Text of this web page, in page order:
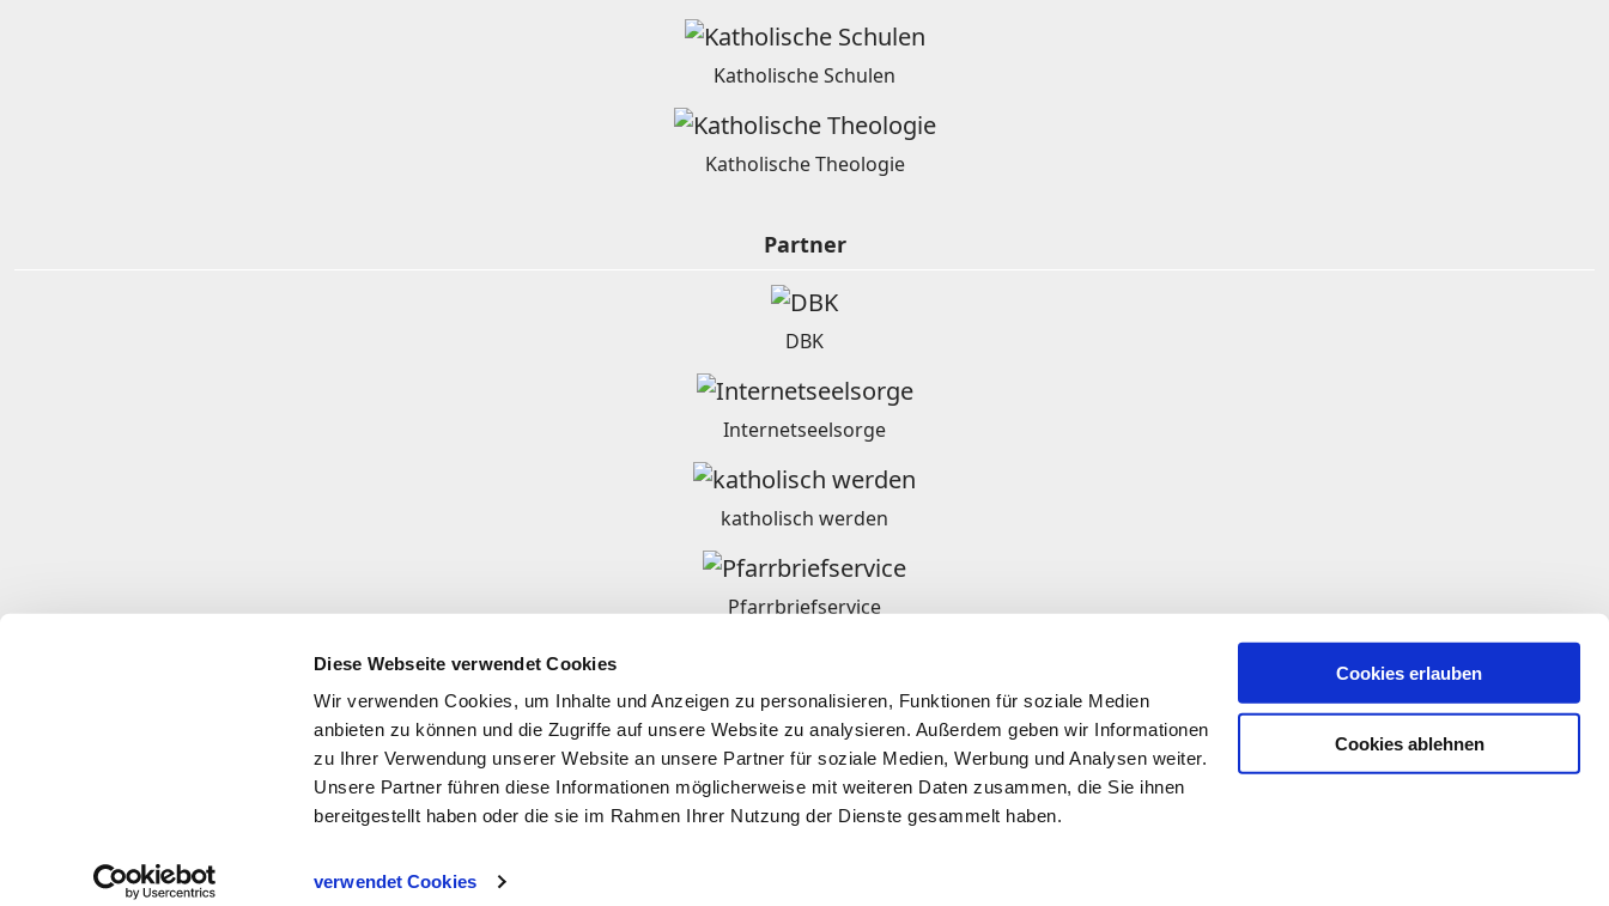
Diese Webseite verwendet Cookies
Wir verwenden Cookies, um Inhalte und Anzeigen zu personalisieren, Funktionen für soziale Medien
anbieten zu können und die Zugriffe auf unsere Website zu analysieren. Außerdem geben wir Informationen
zu Ihrer Verwendung unserer Website an unsere Partner für soziale Medien, Werbung und Analysen weiter.
Unsere Partner führen diese Informationen möglicherweise mit weiteren Daten zusammen, die Sie ihnen
bereitgestellt haben oder die sie im Rahmen Ihrer Nutzung der Dienste gesammelt haben.
verwendet Cookies
Cookies erlauben
Cookies ablehnen
Katholische Schulen
Katholische Theologie
Partner
DBK
Internetseelsorge
katholisch werden
Pfarrbriefservice
Ordensgemeinschaften in Deutschland